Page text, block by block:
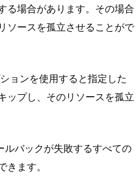
る場合があります。その場合
ソースを孤立させることがで
ョンを使用すると指定した
ップし、そのリソースを孤立
ルバックが失敗するすべての
ます。